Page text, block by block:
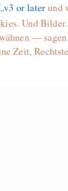
or laterund
Und
—
Zeit,